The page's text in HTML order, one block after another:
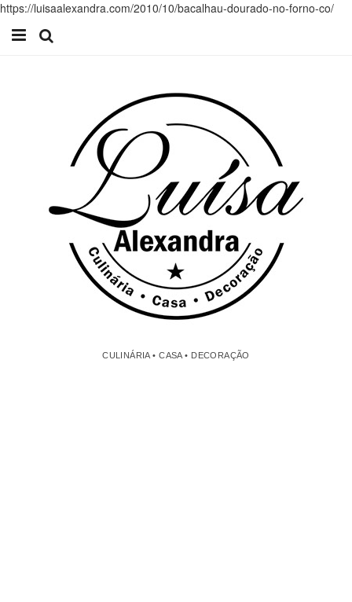
https://luisaalexandra.com/2010/10/bacalhau-dourado-no-forno-co/
CULINÁRIA • CASA • DECORAÇÃO